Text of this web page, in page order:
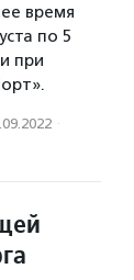
время
по 5
при
·